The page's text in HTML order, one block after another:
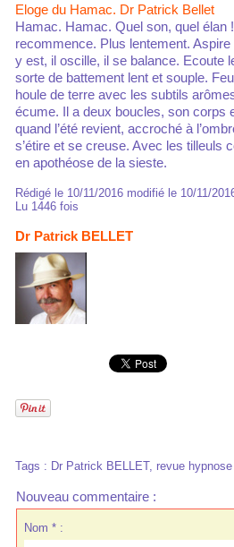
Eloge du Hamac. Dr Patrick Bellet
Hamac. Hamac. Quel son, quel élan
recommence. Plus lentement.
y est, il oscille, il se balance. Ecoute
sorte de battement lent et souple.
houle de terre avec les subtils
écume. Il a deux boucles, son corps
quand l’été revient, accroché à
s’étire et se creuse. Avec les tilleuls
en apothéose de la sieste.
Rédigé le 10/11/2016 modifié le 10/11/
Lu 1446 fois
Dr Patrick BELLET
Tags : Dr Patrick BELLET, revue
Nouveau commentaire :
Nom * :